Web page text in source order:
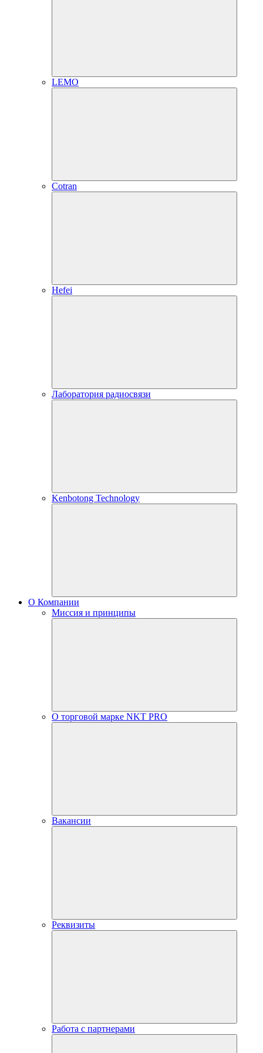
LEMO
Cotran
Hefei
Лаборатория радиосвязи
Kenbotong Technology
О Компании
Миссия и принципы
О торговой марке NKT PRO
Вакансии
Реквизиты
Работа с партнерами